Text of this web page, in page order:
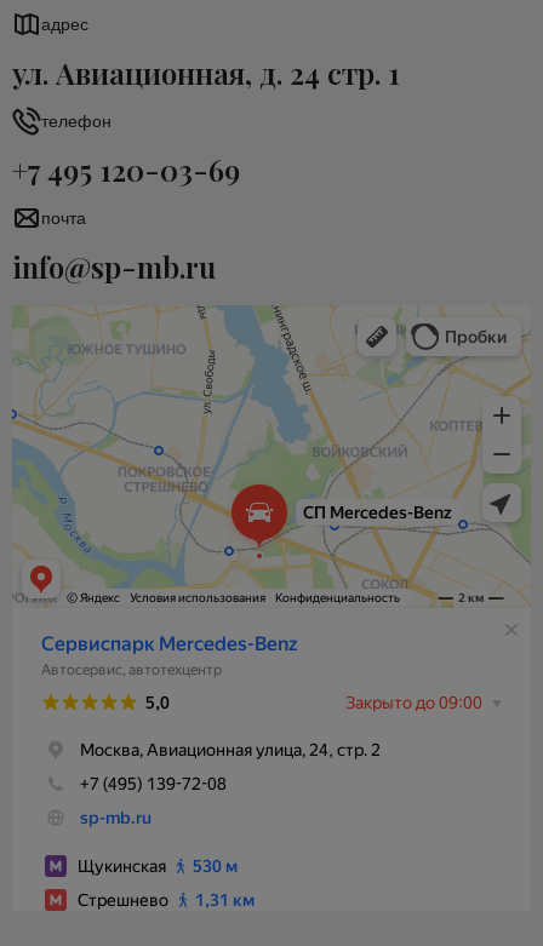
адрес
ул. Авиационная, д. 24 стр. 1
телефон
+7 495 120-03-69
почта
info@sp-mb.ru